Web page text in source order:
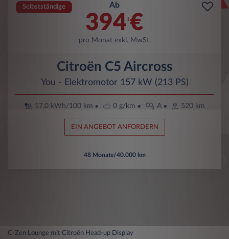
Selbstständige Ab
394 1€
pro Monat exkl. MwSt.
Citroën C5 Aircross
You - Elektromotor 157 kW (213 PS)
17,0 kWh/100 km 0 g/km A 520 km
EIN ANGEBOT ANFORDERN
48 Monate/40.000 km
C-Zen Lounge mit Citroën Head-up Display